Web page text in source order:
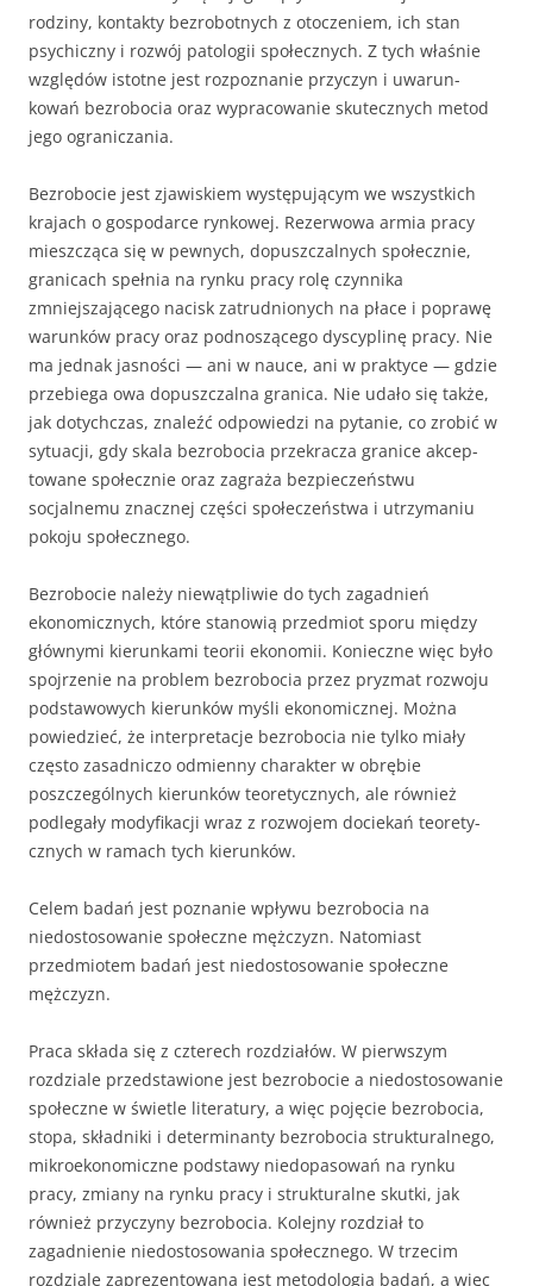
rodziny, kontakty bezrobotnych z otoczeniem, ich stan
psychiczny i rozwój patologii społecznych. Z tych właśnie
względów istotne jest rozpoznanie przyczyn i uwarun­
kowań bezrobocia oraz wypracowanie skutecznych metod
jego ograniczania.
Bezrobocie jest zjawiskiem występującym we wszystkich
krajach o gospodarce rynkowej. Rezerwowa armia pracy
mieszcząca się w pewnych, dopuszczalnych społecznie,
granicach spełnia na rynku pracy rolę czynnika
zmniejszającego nacisk zatrudnionych na płace i poprawę
warunków pracy oraz podnoszącego dyscyplinę pracy. Nie
ma jednak jasności — ani w nauce, ani w praktyce — gdzie
przebiega owa dopuszczalna granica. Nie udało się także,
jak dotychczas, znaleźć odpowie­dzi na pytanie, co zrobić w
sytuacji, gdy skala bezrobocia przekracza granice akcep­
towane społecznie oraz zagraża bezpieczeństwu
socjalnemu znacznej części społe­czeństwa i utrzymaniu
pokoju społecznego.
Bezrobocie należy niewątpliwie do tych zagadnień
ekonomicznych, które stanowią przedmiot sporu między
głównymi kierunkami teorii ekonomii. Konieczne więc było
spojrzenie na problem bezrobocia przez pryzmat rozwoju
podstawowych kierunków myśli ekonomicznej. Można
powiedzieć, że interpretacje bezrobocia nie tylko miały
często zasadniczo odmienny charakter w obrębie
poszczególnych kierunków teoretycznych, ale również
podlegały modyfikacji wraz z rozwojem dociekań teorety­
cznych w ramach tych kierunków.
Celem badań jest poznanie wpływu bezrobocia na
niedostosowanie społeczne mężczyzn. Natomiast
przedmiotem badań jest niedostosowanie społeczne
mężczyzn.
Praca składa się z czterech rozdziałów. W pierwszym
rozdziale przedstawione jest bezrobocie a niedostosowanie
społeczne w świetle literatury, a więc pojęcie bezrobocia,
stopa, składniki i determinanty bezrobocia strukturalnego,
mikroekonomiczne podstawy niedopasowań na rynku
pracy, zmiany na rynku pracy i strukturalne skutki, jak
również przyczyny bezrobocia. Kolejny rozdział to
zagadnienie niedostosowania społecznego. W trzecim
rozdziale zaprezentowana jest metodologia badań, a więc